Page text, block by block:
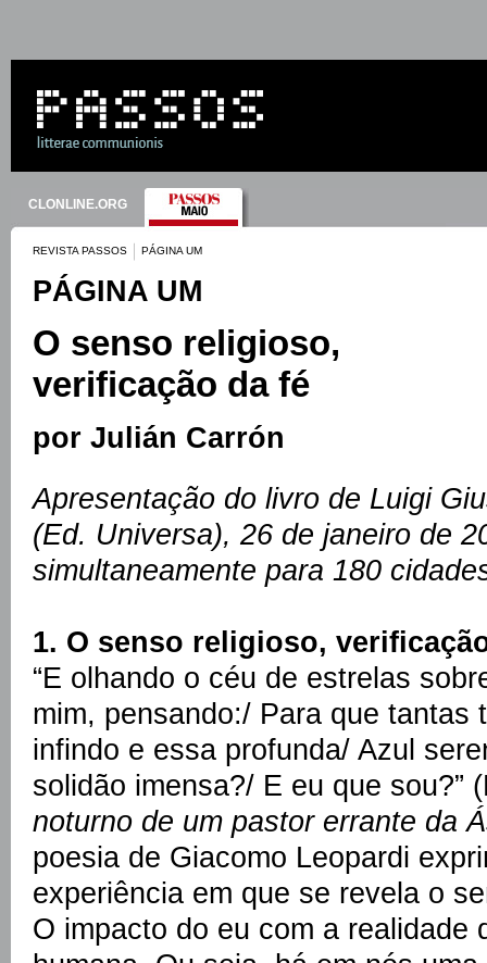
CLONLINE.ORG
REVISTA PASSOS PÁGINA UM
PÁGINA UM
O senso religioso,
verificação da fé
por Julián Carrón
Apresentação do livro de Luigi
(Ed. Universa), 26 de janeiro de
simultaneamente para 180
1. O senso religioso,
“E olhando o céu de estrelas
mim, pensando:/ Para que tantas
infindo e essa profunda/ Azul
solidão imensa?/ E eu que sou?”
noturno de um pastor errante da
poesia de Giacomo Leopardi
experiência em que se revela o
O impacto do eu com a realidade